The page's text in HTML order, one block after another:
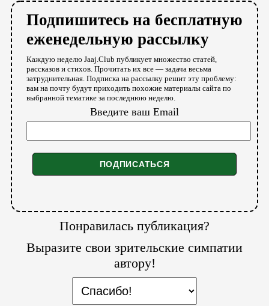
Подпишитесь на бесплатную
еженедельную рассылку
Каждую неделю Jaaj.Club публикует множество статей,
рассказов и стихов. Прочитать их все — задача весьма
затруднительная. Подписка на рассылку решит эту проблему:
вам на почту будут приходить похожие материалы сайта по
выбранной тематике за последнюю неделю.
Введите ваш Email
Понравилась публикация?
Выразите свои зрительские симпатии
автору!